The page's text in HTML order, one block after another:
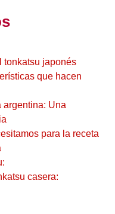
tonkatsu japonés
que hacen
argentina: Una
para la receta
casera: